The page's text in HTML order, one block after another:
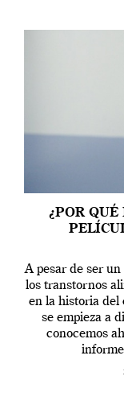
¿POR QUÉ
A pesar de ser
los transtornos
en la historia
se empieza a
conocemos